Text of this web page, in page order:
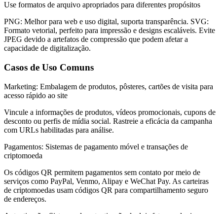
Use formatos de arquivo apropriados para diferentes propósitos
PNG: Melhor para web e uso digital, suporta transparência. SVG:
Formato vetorial, perfeito para impressão e designs escaláveis. Evite
JPEG devido a artefatos de compressão que podem afetar a
capacidade de digitalização.
Casos de Uso Comuns
Marketing: Embalagem de produtos, pôsteres, cartões de visita para
acesso rápido ao site
Vincule a informações de produtos, vídeos promocionais, cupons de
desconto ou perfis de mídia social. Rastreie a eficácia da campanha
com URLs habilitadas para análise.
Pagamentos: Sistemas de pagamento móvel e transações de
criptomoeda
Os códigos QR permitem pagamentos sem contato por meio de
serviços como PayPal, Venmo, Alipay e WeChat Pay. As carteiras
de criptomoedas usam códigos QR para compartilhamento seguro
de endereços.